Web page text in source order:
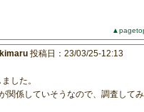
投稿日：23/03/25-12:13
した。
関係していそうなので、調査してみ